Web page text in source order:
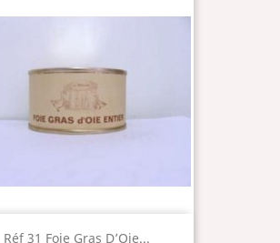
Réf 31 Foie Gras D’Oie...